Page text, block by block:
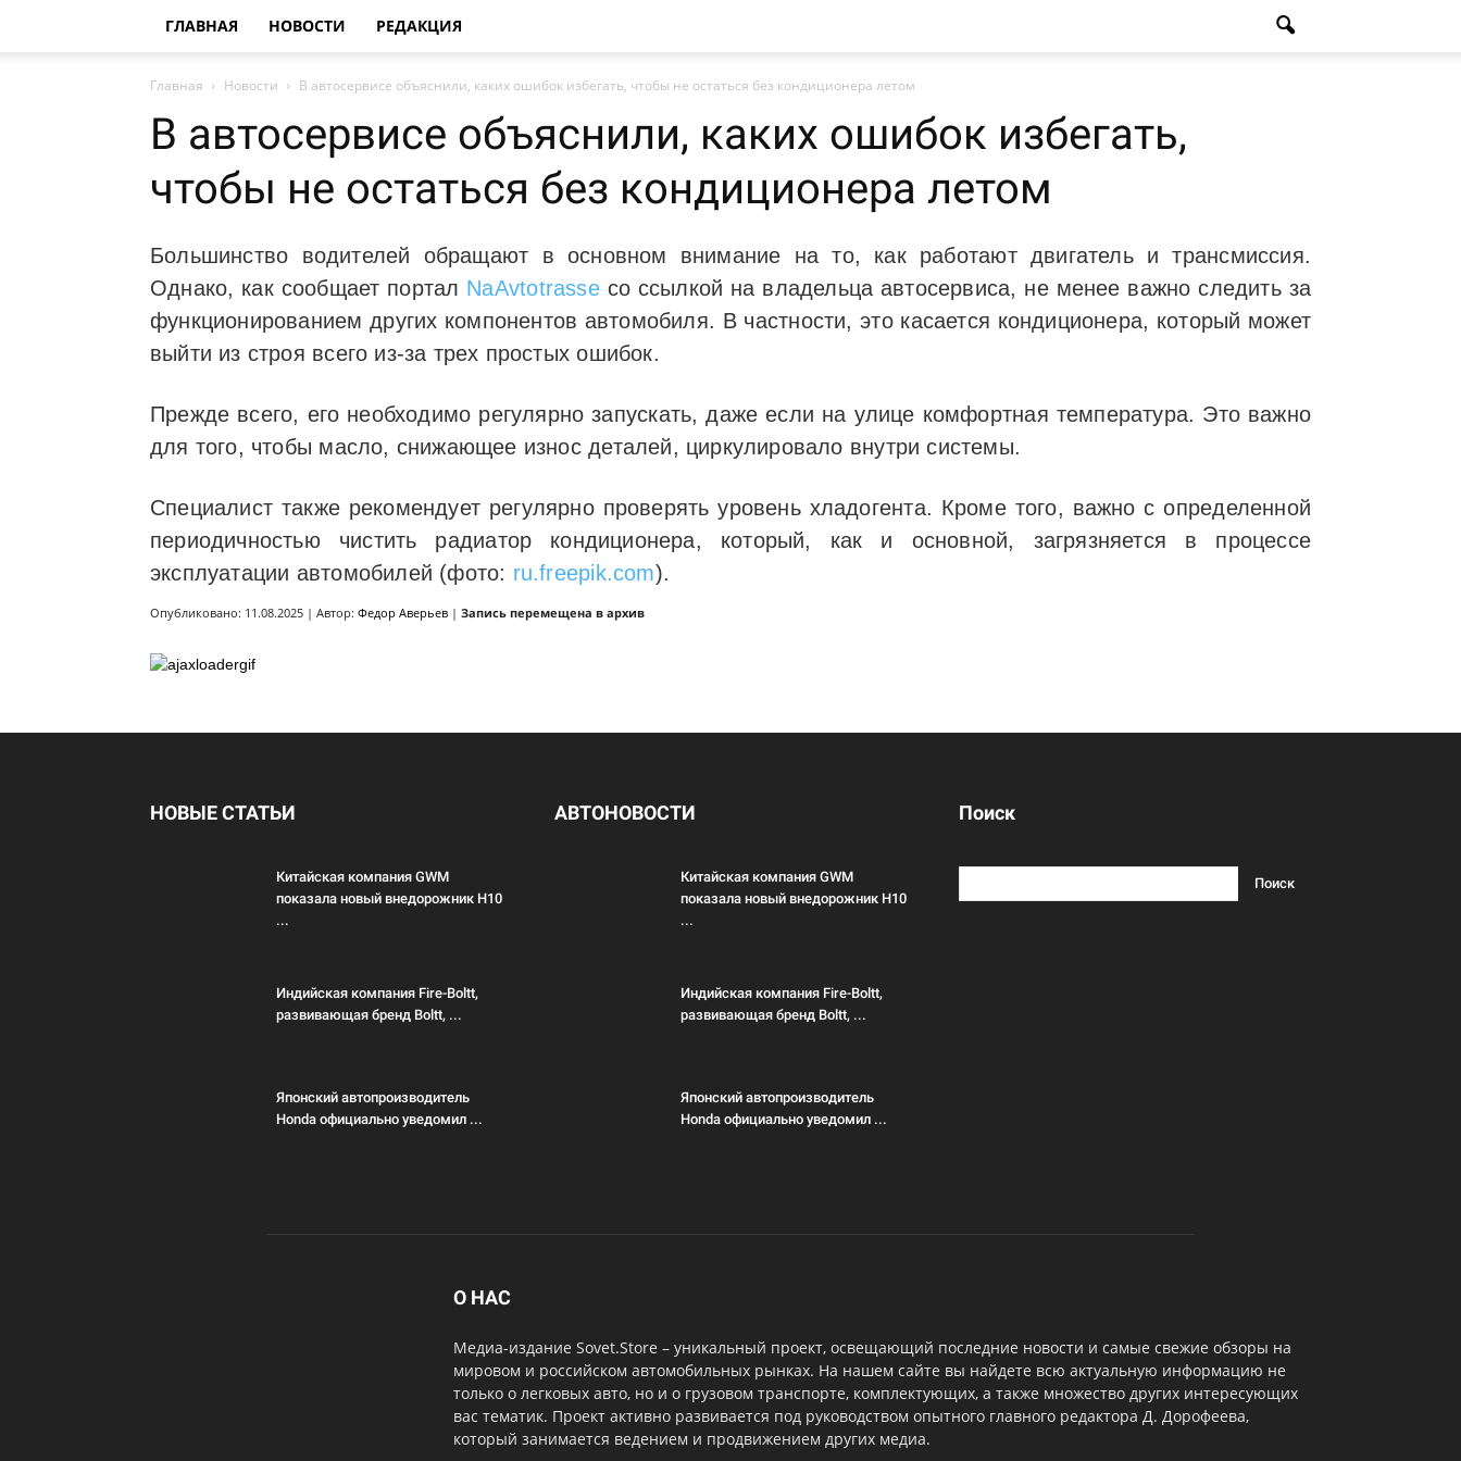
ГЛАВНАЯ НОВОСТИ РЕДАКЦИЯ
Главная Новости В автосервисе объяснили, каких ошибок избегать, чтобы не остаться без кондиционера летом
В автосервисе объяснили, каких ошибок избегать,
чтобы не остаться без кондиционера летом
Большинство водителей обращают в основном внимание на то, как работают двигатель и трансмиссия.
Однако, как сообщает портал NaAvtotrasseсо ссылкой на владельца автосервиса, не менее важно следить за
функционированием других компонентов автомобиля. В частности, это касается кондиционера, который может
выйти из строя всего из-за трех простых ошибок.
Прежде всего, его необходимо регулярно запускать, даже если на улице комфортная температура. Это важно
для того, чтобы масло, снижающее износ деталей, циркулировало внутри системы.
Специалист также рекомендует регулярно проверять уровень хладогента. Кроме того, важно с определенной
периодичностью чистить радиатор кондиционера, который, как и основной, загрязняется в процессе
эксплуатации автомобилей (фото: ru.freepik.com).
Опубликовано: 11.08.2025 | Автор: Федор Аверьев | Запись перемещена в архив
НОВЫЕ СТАТЬИ
Китайская компания GWM
показала новый внедорожник H10
...
Индийская компания Fire-Boltt,
развивающая бренд Boltt, ...
Японский автопроизводитель
Honda официально уведомил ...
АВТОНОВОСТИ
Китайская компания GWM
показала новый внедорожник H10
...
Индийская компания Fire-Boltt,
развивающая бренд Boltt, ...
Японский автопроизводитель
Honda официально уведомил ...
Поиск
О НАС
Медиа-издание Sovet.Store – уникальный проект, освещающий последние новости и самые свежие обзоры на
мировом и российском автомобильных рынках. На нашем сайте вы найдете всю актуальную информацию не
только о легковых авто, но и о грузовом транспорте, комплектующих, а также множество других интересующих
вас тематик. Проект активно развивается под руководством опытного главного редактора Д. Дорофеева,
который занимается ведением и продвижением других медиа.